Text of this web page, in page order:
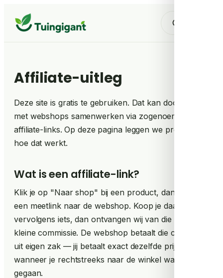
Affiliate-uitleg
Deze site is gratis te gebruiken. Dat kan doordat we
met webshops samenwerken via zogenoemde
affiliate-links. Op deze pagina leggen we precies uit
hoe dat werkt.
Wat is een affiliate-link?
Klik je op "Naar shop" bij een product, dan ga je via
een meetlink naar de webshop. Koop je daar
vervolgens iets, dan ontvangen wij van die shop een
kleine commissie. De webshop betaalt die commissie
uit eigen zak — jij betaalt exact dezelfde prijs als
wanneer je rechtstreeks naar de winkel was
gegaan.